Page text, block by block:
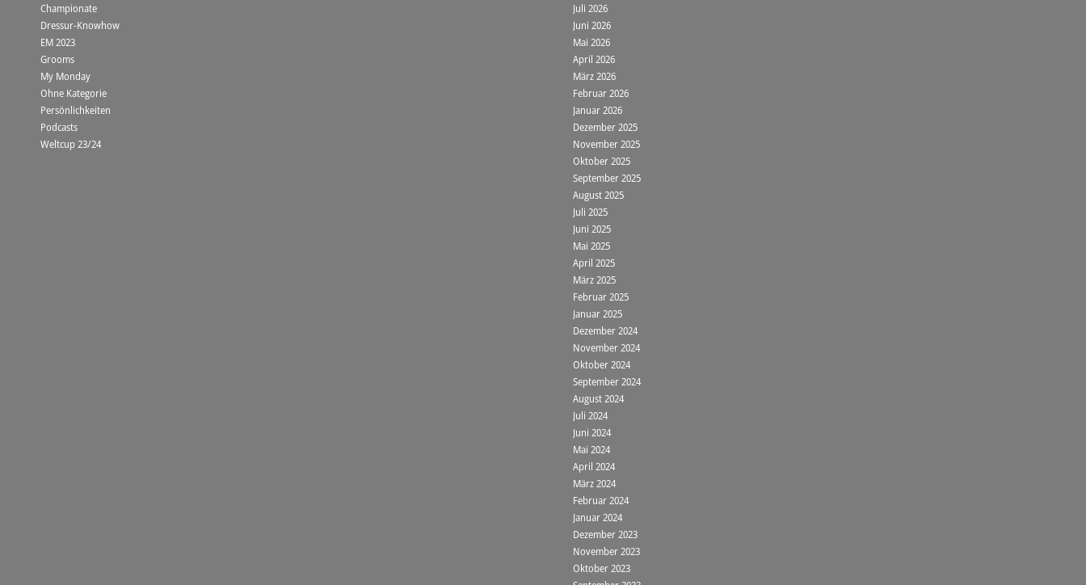
Championate
Dressur-Knowhow
EM 2023
Grooms
My Monday
Ohne Kategorie
Persönlichkeiten
Podcasts
Weltcup 23/24
Juli 2026
Juni 2026
Mai 2026
April 2026
März 2026
Februar 2026
Januar 2026
Dezember 2025
November 2025
Oktober 2025
September 2025
August 2025
Juli 2025
Juni 2025
Mai 2025
April 2025
März 2025
Februar 2025
Januar 2025
Dezember 2024
November 2024
Oktober 2024
September 2024
August 2024
Juli 2024
Juni 2024
Mai 2024
April 2024
März 2024
Februar 2024
Januar 2024
Dezember 2023
November 2023
Oktober 2023